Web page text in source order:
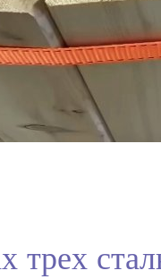
трех